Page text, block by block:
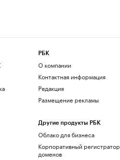
РБК
О компании
Контактная информация
Редакция
Размещение рекламы
Другие продукты РБК
Облако для бизнеса
Корпоративный регистратор
доменов